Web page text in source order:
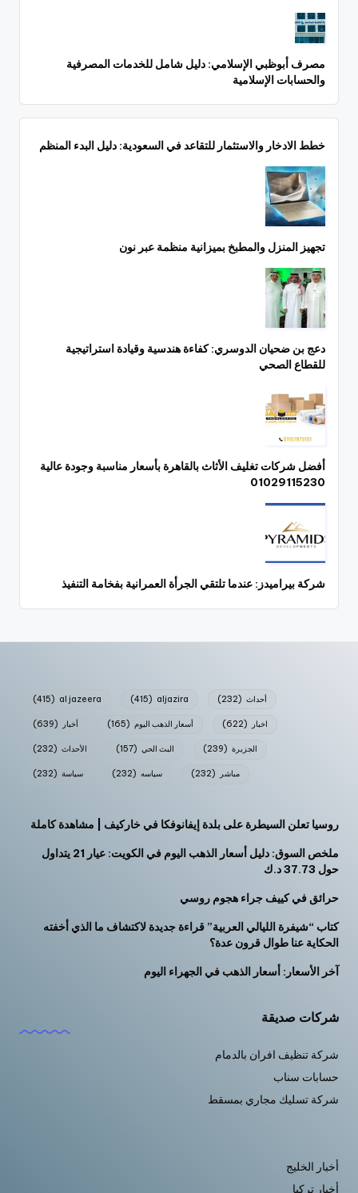
مصرف أبوظبي الإسلامي: دليل شامل للخدمات المصرفية
والحسابات الإسلامية
خطط الادخار والاستثمار للتقاعد في السعودية: دليل البدء المنظم
تجهيز المنزل والمطبخ بميزانية منظمة عبر نون
دعج بن ضحيان الدوسري: كفاءة هندسية وقيادة استراتيجية
للقطاع الصحي
أفضل شركات تغليف الأثاث بالقاهرة بأسعار مناسبة وجودة عالية
01029115230
شركة بيراميدز: عندما تلتقي الجرأة العمرانية بفخامة التنفيذ
al jazeera
(415) aljazira
(415) أحداث (232)
أخبار (639) أسعار الذهب اليوم (165) اخبار (622)
الأحداث (232) البث الحي (157) الجزيرة (239)
سياسة (232) سياسه (232) مباشر (232)
روسيا تعلن السيطرة على بلدة إيفانوفكا في خاركيف | مشاهدة كاملة
ملخص السوق: دليل أسعار الذهب اليوم في الكويت: عيار 21 يتداول
حول 37.73 د.ك
حرائق في كييف جراء هجوم روسي
كتاب “شيفرة الليالي العربية” قراءة جديدة لاكتشاف ما الذي أخفته
الحكاية عنا طوال قرون عدة؟
آخر الأسعار: أسعار الذهب في الجهراء اليوم
شركات صديقة
شركة تنظيف افران بالدمام
حسابات سناب
شركة تسليك مجاري بمسقط
أخبار الخليج
أخبار تركيا